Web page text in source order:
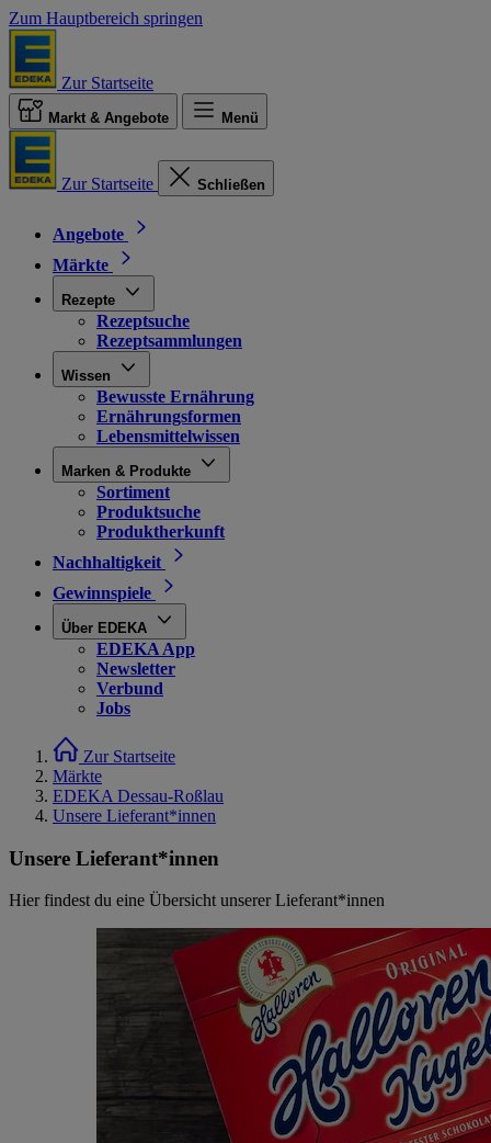
Zum Hauptbereich springen
Zur Startseite
Markt & Angebote Menü
Zur Startseite Schließen
Angebote
Märkte
Rezepte
Rezeptsuche
Rezeptsammlungen
Wissen
Bewusste Ernährung
Ernährungsformen
Lebensmittelwissen
Marken & Produkte
Sortiment
Produktsuche
Produktherkunft
Nachhaltigkeit
Gewinnspiele
Über EDEKA
EDEKA App
Newsletter
Verbund
Jobs
Zur Startseite
Märkte
EDEKA Dessau-Roßlau
Unsere Lieferant*innen
Unsere Lieferant*innen
Hier findest du eine Übersicht unserer Lieferant*innen